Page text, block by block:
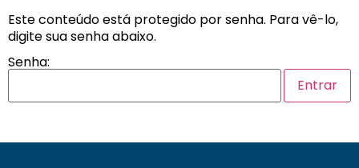
Este conteúdo está protegido por senha. Para vê-lo,
digite sua senha abaixo.
Senha: